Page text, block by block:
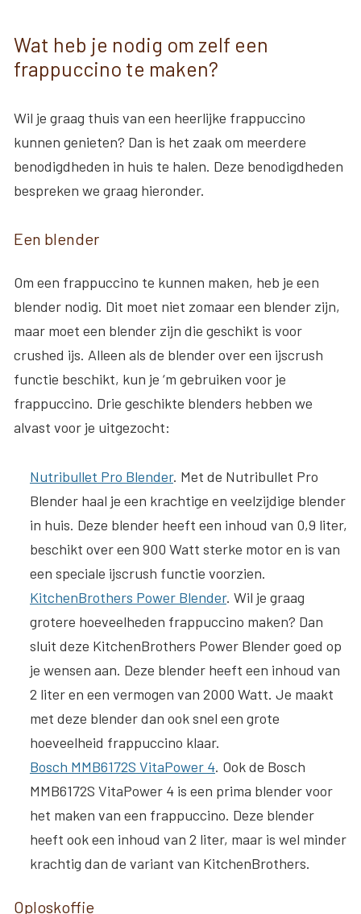
Wat heb je nodig om zelf een
frappuccino te maken?
Wil je graag thuis van een heerlijke frappuccino
kunnen genieten? Dan is het zaak om meerdere
benodigdheden in huis te halen. Deze benodigdheden
bespreken we graag hieronder.
Een blender
Om een frappuccino te kunnen maken, heb je een
blender nodig. Dit moet niet zomaar een blender zijn,
maar moet een blender zijn die geschikt is voor
crushed ijs. Alleen als de blender over een ijscrush
functie beschikt, kun je ‘m gebruiken voor je
frappuccino. Drie geschikte blenders hebben we
alvast voor je uitgezocht:
Nutribullet Pro Blender. Met de Nutribullet Pro
Blender haal je een krachtige en veelzijdige blender
in huis. Deze blender heeft een inhoud van 0,9 liter,
beschikt over een 900 Watt sterke motor en is van
een speciale ijscrush functie voorzien.
KitchenBrothers Power Blender. Wil je graag
grotere hoeveelheden frappuccino maken? Dan
sluit deze KitchenBrothers Power Blender goed op
je wensen aan. Deze blender heeft een inhoud van
2 liter en een vermogen van 2000 Watt. Je maakt
met deze blender dan ook snel een grote
hoeveelheid frappuccino klaar.
Bosch MMB6172S VitaPower 4. Ook de Bosch
MMB6172S VitaPower 4 is een prima blender voor
het maken van een frappuccino. Deze blender
heeft ook een inhoud van 2 liter, maar is wel minder
krachtig dan de variant van KitchenBrothers.
Oploskoffie